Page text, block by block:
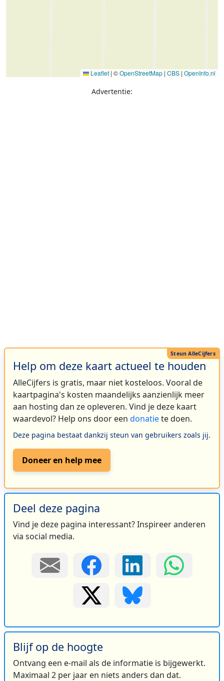
Leaflet | ©OpenStreetMap | CBS | OpenInfo.nl
Advertentie:
Help om deze kaart actueel te houden
AlleCijfers is gratis, maar niet kosteloos. Vooral de
kaartpagina's kosten maandelijks aanzienlijk meer
aan hosting dan ze opleveren. Vind je deze kaart
waardevol? Help ons door een donatiete doen.
Deze pagina bestaat dankzij steun van gebruikers zoals jij.
Doneer en help mee
Deel deze pagina
Vind je deze pagina interessant? Inspireer anderen
via social media.
Blijf op de hoogte
Ontvang een e-mail als de informatie is bijgewerkt.
Maximaal 2 per jaar en niets anders dan dat.